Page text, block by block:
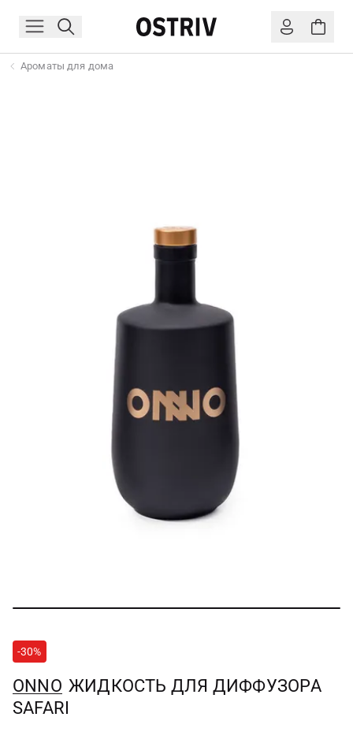
Ароматы для дома
-30%
ONNO ЖИДКОСТЬ ДЛЯ ДИФФУЗОРА
SAFARI